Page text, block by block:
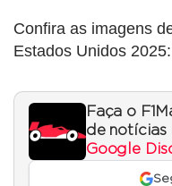
Confira as imagens
Estados Unidos 2025:
Faça o
de notícias
Google